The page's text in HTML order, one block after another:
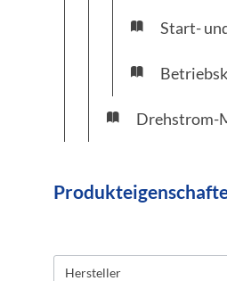
Start-
Drehstrom-
Hersteller